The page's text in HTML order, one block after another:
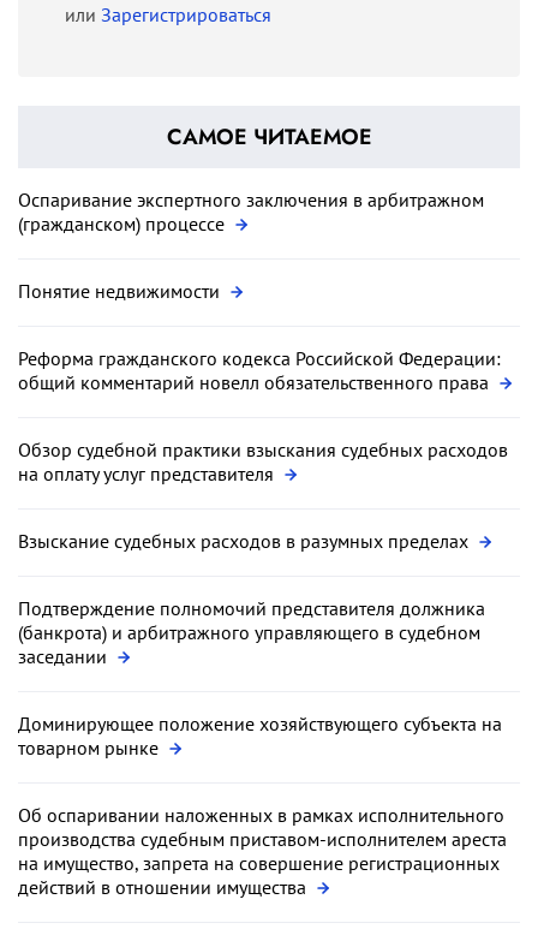
или Зарегистрироваться
САМОЕ ЧИТАЕМОЕ
Оспаривание экспертного заключения в арбитражном
(гражданском) процессе
Понятие недвижимости
Реформа гражданского кодекса Российской Федерации:
общий комментарий новелл обязательственного права
Обзор судебной практики взыскания судебных расходов
на оплату услуг представителя
Взыскание судебных расходов в разумных пределах
Подтверждение полномочий представителя должника
(банкрота) и арбитражного управляющего в судебном
заседании
Доминирующее положение хозяйствующего субъекта на
товарном рынке
Об оспаривании наложенных в рамках исполнительного
производства судебным приставом-исполнителем ареста
на имущество, запрета на совершение регистрационных
действий в отношении имущества